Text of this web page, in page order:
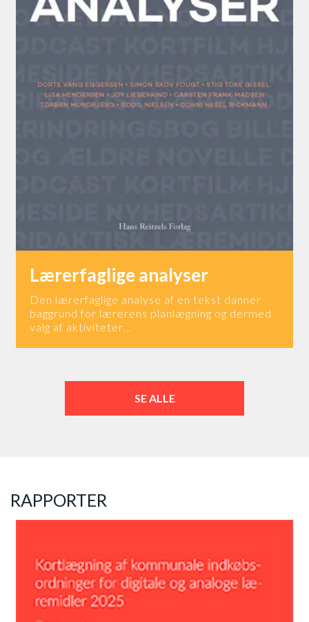
Lærerfaglige analyser
Den lærerfaglige analyse af en tekst danner
baggrund for lærerens planlægning og dermed
valg af aktiviteter…
SE ALLE
RAPPORTER